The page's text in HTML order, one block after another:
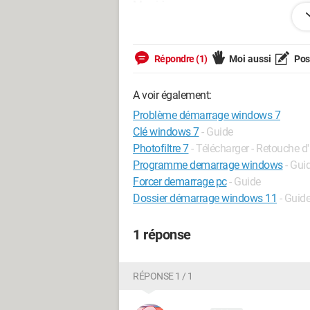
PS2: de temps en temps le démarrage
connection No bootable service --
Il ne faut pas vendre la peau du tué avant de
Répondre (1) Moi aussi
A voir également:
Problème démarrage windows 7
Clé windows 7- Guide
Photofiltre 7- Télécharger - Retouche
Programme demarrage windows-
Forcer demarrage pc- Guide
Dossier démarrage windows 11 - Guide
1 réponse
RÉPONSE 1 / 1